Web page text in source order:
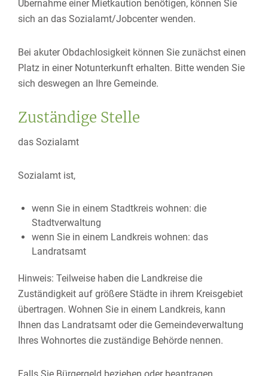
Übernahme einer Mietkaution benötigen, können Sie
sich an das Sozialamt/Jobcenter wenden.
Bei akuter Obdachlosigkeit können Sie zunächst einen
Platz in einer Notunterkunft erhalten. Bitte wenden Sie
sich deswegen an Ihre Gemeinde.
Zuständige Stelle
das Sozialamt
Sozialamt ist,
wenn Sie in einem Stadtkreis wohnen: die
Stadtverwaltung
wenn Sie in einem Landkreis wohnen: das
Landratsamt
Hinweis: Teilweise haben die Landkreise die
Zuständigkeit auf größere Städte in ihrem Kreisgebiet
übertragen. Wohnen Sie in einem Landkreis, kann
Ihnen das Landratsamt oder die Gemeindeverwaltung
Ihres Wohnortes die zuständige Behörde nennen.